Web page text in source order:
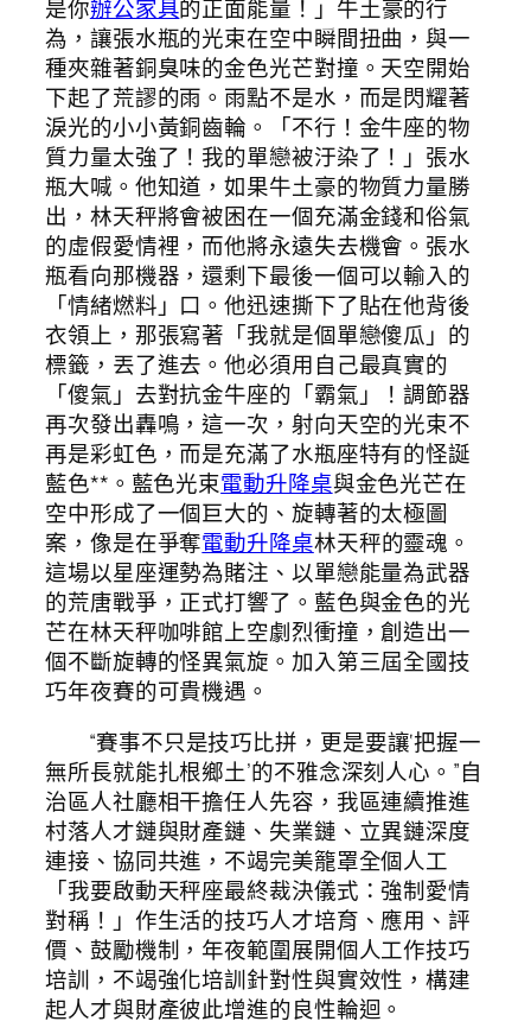
是你辦公家具的正面能量！」牛土豪的行
為，讓張水瓶的光束在空中瞬間扭曲，與一
種夾雜著銅臭味的金色光芒對撞。天空開始
下起了荒謬的雨。雨點不是水，而是閃耀著
淚光的小小黃銅齒輪。「不行！金牛座的物
質力量太強了！我的單戀被汙染了！」張水
瓶大喊。他知道，如果牛土豪的物質力量勝
出，林天秤將會被困在一個充滿金錢和俗氣
的虛假愛情裡，而他將永遠失去機會。張水
瓶看向那機器，還剩下最後一個可以輸入的
「情緒燃料」口。他迅速撕下了貼在他背後
衣領上，那張寫著「我就是個單戀傻瓜」的
標籤，丟了進去。他必須用自己最真實的
「傻氣」去對抗金牛座的「霸氣」！調節器
再次發出轟鳴，這一次，射向天空的光束不
再是彩虹色，而是充滿了水瓶座特有的怪誕
藍色**。藍色光束電動升降桌與金色光芒在
空中形成了一個巨大的、旋轉著的太極圖
案，像是在爭奪電動升降桌林天秤的靈魂。
這場以星座運勢為賭注、以單戀能量為武器
的荒唐戰爭，正式打響了。藍色與金色的光
芒在林天秤咖啡館上空劇烈衝撞，創造出一
個不斷旋轉的怪異氣旋。加入第三屆全國技
巧年夜賽的可貴機遇。
“賽事不只是技巧比拼，更是要讓‘把握一
無所長就能扎根鄉土’的不雅念深刻人心。”自
治區人社廳相干擔任人先容，我區連續推進
村落人才鏈與財產鏈、失業鏈、立異鏈深度
連接、協同共進，不竭完美籠罩全個人工
「我要啟動天秤座最終裁決儀式：強制愛情
對稱！」作生活的技巧人才培育、應用、評
價、鼓勵機制，年夜範圍展開個人工作技巧
培訓，不竭強化培訓針對性與實效性，構建
起人才與財產彼此增進的良性輪迴。